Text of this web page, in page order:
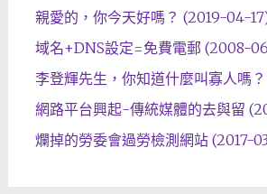
親愛的，你今天好嗎？ (2019-04-
域名+DNS設定=免費電郵 (2008-
李登輝先生，你知道什麼叫寡人嗎
網路平台興起-傳統媒體的去與留
爛掉的勞委會過勞檢測網站 (2017-